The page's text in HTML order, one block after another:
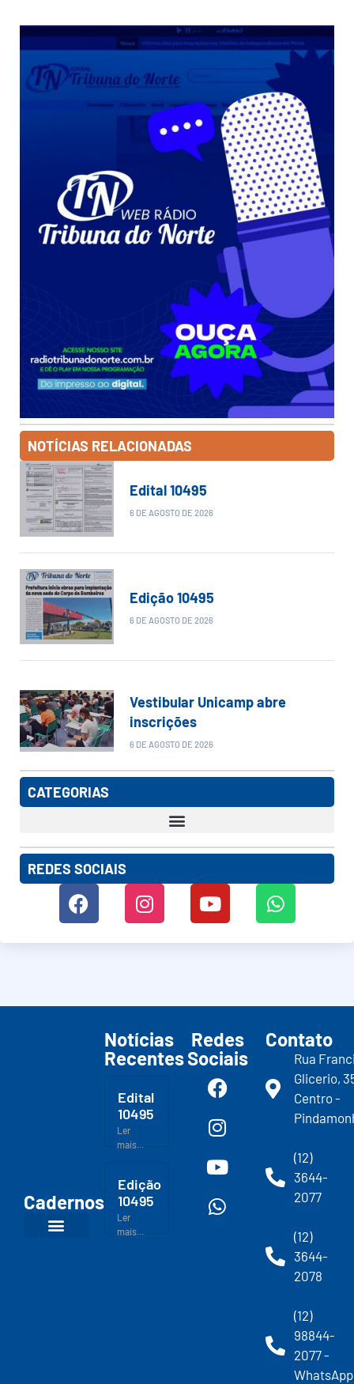
NOTÍCIAS RELACIONADAS
Edital 10495
6 DE AGOSTO DE 2026
Edição 10495
6 DE AGOSTO DE 2026
Vestibular Unicamp abre
inscrições
6 DE AGOSTO DE 2026
CATEGORIAS
REDES SOCIAIS
Cadernos
Notícias
Recentes
Edital
10495
Ler
mais...
Edição
10495
Ler
mais...
Redes
Sociais
Contato
Rua
Glicerio,
Centro -
(12)
3644-
2077
(12)
3644-
2078
(12)
98844-
2077 -
WhatsApp